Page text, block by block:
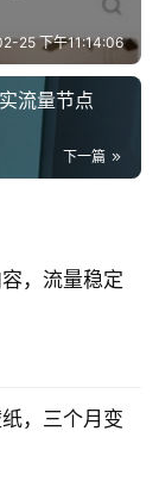
25 下午11:14:06
流量节点
下一篇
，流量稳定
，三个月变